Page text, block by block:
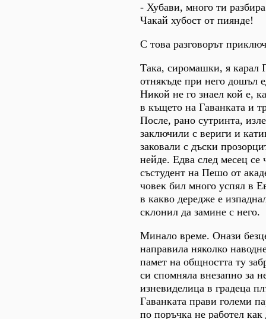
- Хубави, много ти разбира
Чакай хубост от пиянде!
С това разговорът
Така, сиромашки, я карал
отнякъде при него дошъл
Никой не го знаел кой е,
в къщето на Гаванката и
После, рано сутринта,
заключили с вериги и
заковали с дъски
нейде. Едва след месец се
състудент на Пешо от
човек бил много успял в
в какво дередже е
склонил да замине с него.
Минало време. Онази
направила няколко
памет на общността ту
си спомняла внезапно за
изневиделица в градеца
Гаванката прави големи
по поръчка не работел